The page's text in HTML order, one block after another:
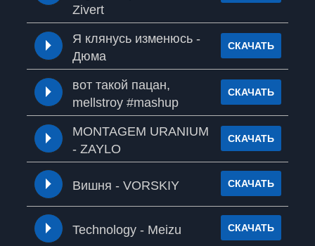
Zivert
Я клянусь изменюсь -
Дюма
СКАЧАТЬ
вот такой пацан,
mellstroy #mashup
СКАЧАТЬ
MONTAGEM URANIUM
- ZAYLO
СКАЧАТЬ
Вишня - VORSKIY СКАЧАТЬ
Technology - Meizu СКАЧАТЬ